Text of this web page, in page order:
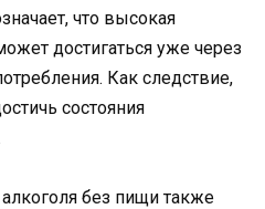
что высокая
достигаться уже через
Как следствие,
состояния
без пищи также